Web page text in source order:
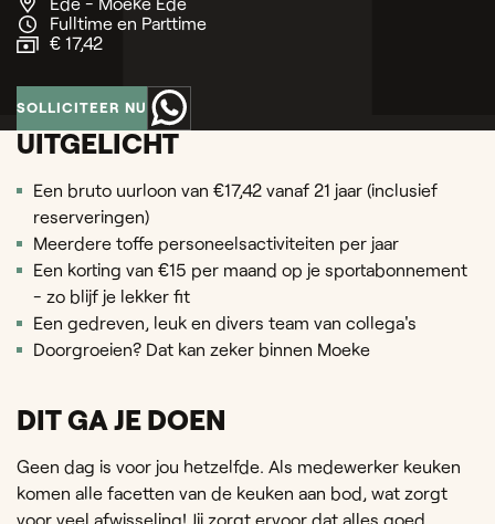
Fulltime en Parttime
€ 17,42
SOLLICITEER NU
UITGELICHT
Een bruto uurloon van €17,42 vanaf 21 jaar (inclusief
reserveringen)
Meerdere toffe personeelsactiviteiten per jaar
Een korting van €15 per maand op je sportabonnement
- zo blijf je lekker fit
Een gedreven, leuk en divers team van collega's
Doorgroeien? Dat kan zeker binnen Moeke
DIT GA JE DOEN
Geen dag is voor jou hetzelfde. Als medewerker keuken
komen alle facetten van de keuken aan bod, wat zorgt
voor veel afwisseling! Jij zorgt ervoor dat alles goed